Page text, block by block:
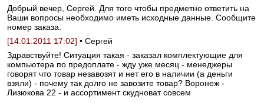
Добрый вечер, Сергей. Для того чтобы предметно ответить на
Ваши вопросы необходимо иметь исходные данные. Сообщите
номер заказа.
[14.01.2011 17:02] • Сергей
Здравствуйте! Ситуация такая - заказал комплектующие для
компьютера по предоплате - жду уже месяц - менеджеры
говорят что товар незавозят и нет его в наличии (а деньги
взяли) - почему так долго не завозите товар? Воронеж -
Лизюкова 22 - и ассортимент скудноват совсем